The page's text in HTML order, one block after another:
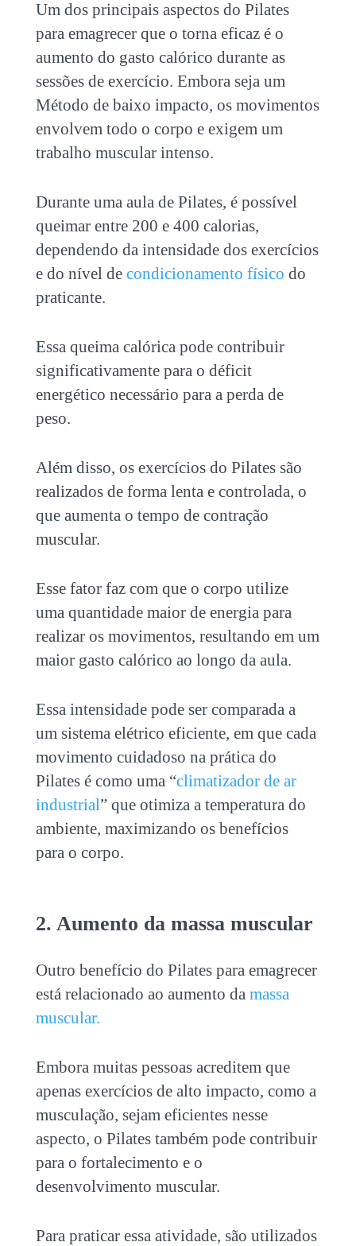
Um dos principais aspectos do Pilates
para emagrecerque o torna eficaz é o
aumento do gasto calórico durante as
sessões de exercício. Embora seja um
Método de baixo impacto, os movimentos
envolvem todo o corpo e exigem um
trabalho muscular intenso.
Durante uma aula de Pilates, é possível
queimar entre 200 e 400 calorias,
dependendo da intensidade dos exercícios
e do nível de condicionamento físico do
praticante.
Essa queima calórica pode contribuir
significativamente para o déficit
energético necessário para a perda de
peso.
Além disso, os exercícios do Pilates são
realizados de forma lenta e controlada, o
que aumenta o tempo de contração
muscular.
Esse fator faz com que o corpo utilize
uma quantidade maior de energia para
realizar os movimentos, resultando em um
maior gasto calórico ao longo da aula.
Essa intensidade pode ser comparada a
um sistema elétrico eficiente, em que cada
movimento cuidadoso na prática do
Pilates é como uma “climatizador de ar
industrial” que otimiza a temperatura do
ambiente, maximizando os benefícios
para o corpo.
2. Aumento da massa muscular
Outro benefício do Pilates para emagrecer
está relacionado ao aumento da massa
muscular.
Embora muitas pessoas acreditem que
apenas exercícios de alto impacto, como a
musculação, sejam eficientes nesse
aspecto, o Pilates também pode contribuir
para o fortalecimento e o
desenvolvimento muscular.
Para praticar essa atividade, são utilizados